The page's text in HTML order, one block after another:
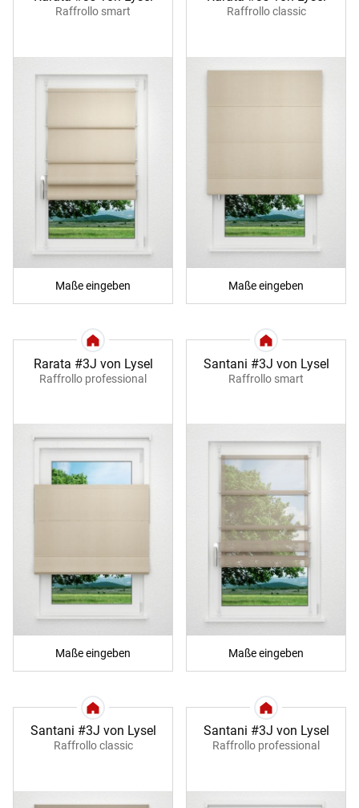
Raffrollo smart
Maße eingeben
Raffrollo classic
Maße eingeben
Rarata #3J von Lysel
Raffrollo professional
Maße eingeben
Santani #3J von Lysel
Raffrollo smart
Maße eingeben
Santani #3J von Lysel
Raffrollo classic
Santani #3J von Lysel
Raffrollo professional